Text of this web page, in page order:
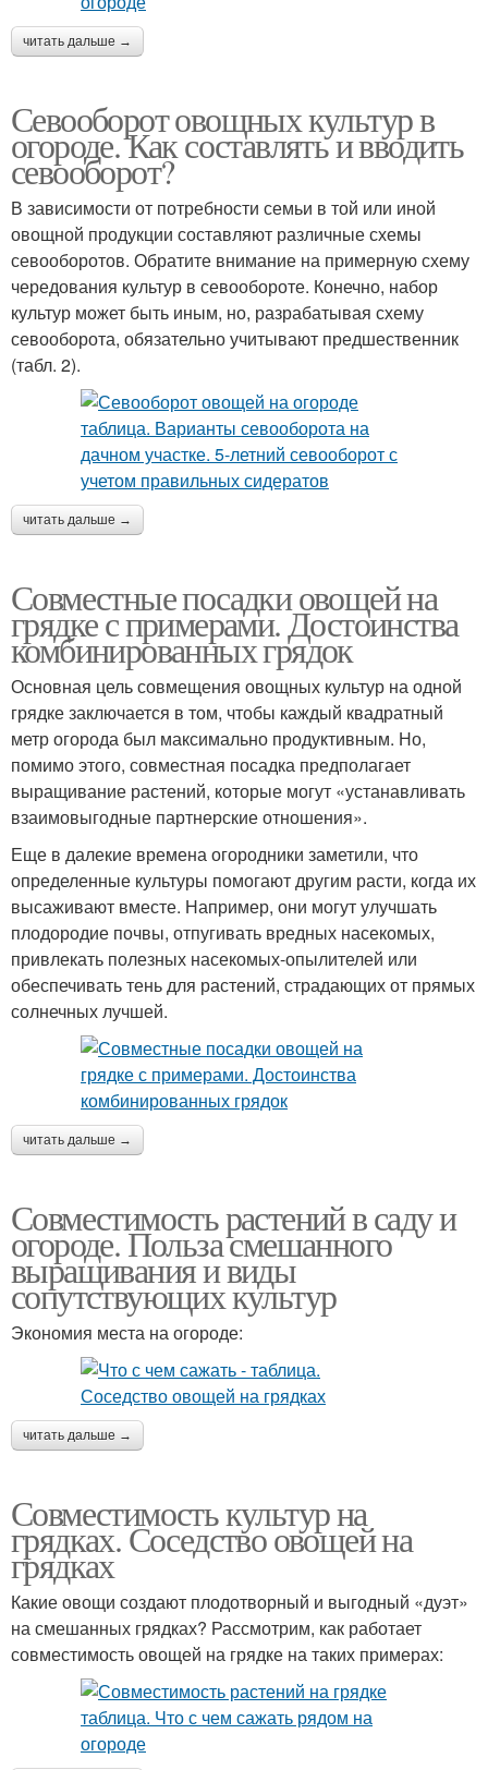
читать дальше →
Севооборот овощных культур в
огороде. Как составлять и вводить
севооборот?
В зависимости от потребности семьи в той или иной
овощной продукции составляют различные схемы
севооборотов. Обратите внимание на примерную схему
чередования культур в севообороте. Конечно, набор
культур может быть иным, но, разрабатывая схему
севооборота, обязательно учитывают предшественник
(табл. 2).
читать дальше →
Совместные посадки овощей на
грядке с примерами. Достоинства
комбинированных грядок
Основная цель совмещения овощных культур на одной
грядке заключается в том, чтобы каждый квадратный
метр огорода был максимально продуктивным. Но,
помимо этого, совместная посадка предполагает
выращивание растений, которые могут «устанавливать
взаимовыгодные партнерские отношения».
Еще в далекие времена огородники заметили, что
определенные культуры помогают другим расти, когда их
высаживают вместе. Например, они могут улучшать
плодородие почвы, отпугивать вредных насекомых,
привлекать полезных насекомых-опылителей или
обеспечивать тень для растений, страдающих от прямых
солнечных лучшей.
читать дальше →
Совместимость растений в саду и
огороде. Польза смешанного
выращивания и виды
сопутствующих культур
Экономия места на огороде:
читать дальше →
Совместимость культур на
грядках. Соседство овощей на
грядках
Какие овощи создают плодотворный и выгодный «дуэт»
на смешанных грядках? Рассмотрим, как работает
совместимость овощей на грядке на таких примерах: